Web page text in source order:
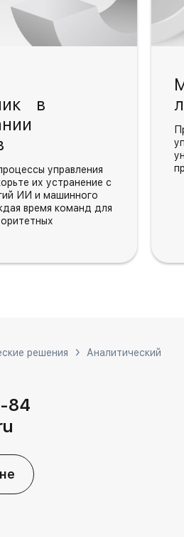
в
управления
их устранение с
ИИ и машинного
время команд для
решения
Аналитический
84